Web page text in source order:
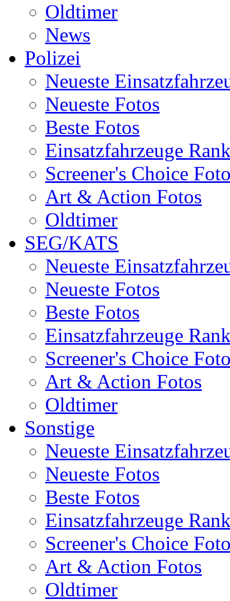
Oldtimer
News
Polizei
Neueste
Neueste Fotos
Beste Fotos
Einsatzfahrzeuge
Screener's Choice
Art & Action Fotos
Oldtimer
SEG/KATS
Neueste
Neueste Fotos
Beste Fotos
Einsatzfahrzeuge
Screener's Choice
Art & Action Fotos
Oldtimer
Sonstige
Neueste
Neueste Fotos
Beste Fotos
Einsatzfahrzeuge
Screener's Choice
Art & Action Fotos
Oldtimer